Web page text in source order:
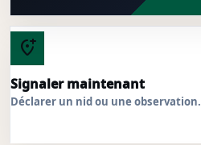
add_location_alt
Signaler maintenant
Déclarer un nid ou une observation.